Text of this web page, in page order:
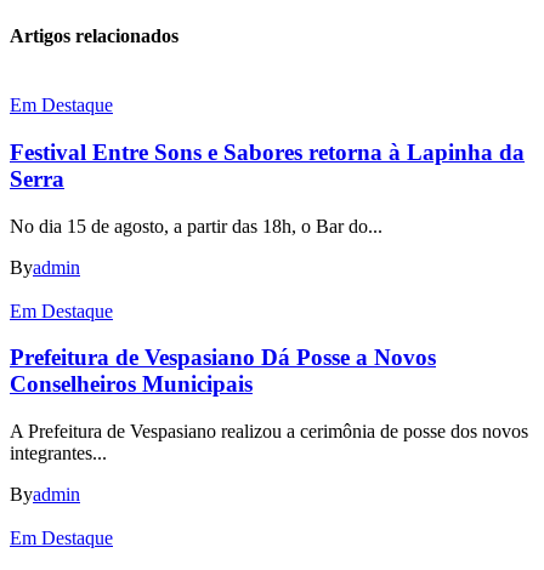
Artigos relacionados
Em Destaque
Festival Entre Sons e Sabores retorna à Lapinha da
Serra
No dia 15 de agosto, a partir das 18h, o Bar do...
Byadmin
Em Destaque
Prefeitura de Vespasiano Dá Posse a Novos
Conselheiros Municipais
A Prefeitura de Vespasiano realizou a cerimônia de posse dos novos
integrantes...
Byadmin
Em Destaque